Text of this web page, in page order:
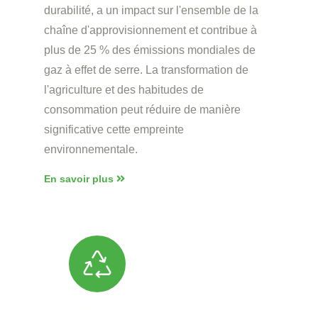
durabilité, a un impact sur l'ensemble de la
chaîne d'approvisionnement et contribue à
plus de 25 % des émissions mondiales de
gaz à effet de serre. La transformation de
l'agriculture et des habitudes de
consommation peut réduire de manière
significative cette empreinte
environnementale.
En savoir plus